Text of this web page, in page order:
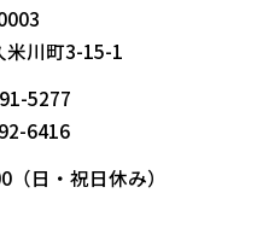
米川町3-15-1
5277
6416
日・祝日休み）